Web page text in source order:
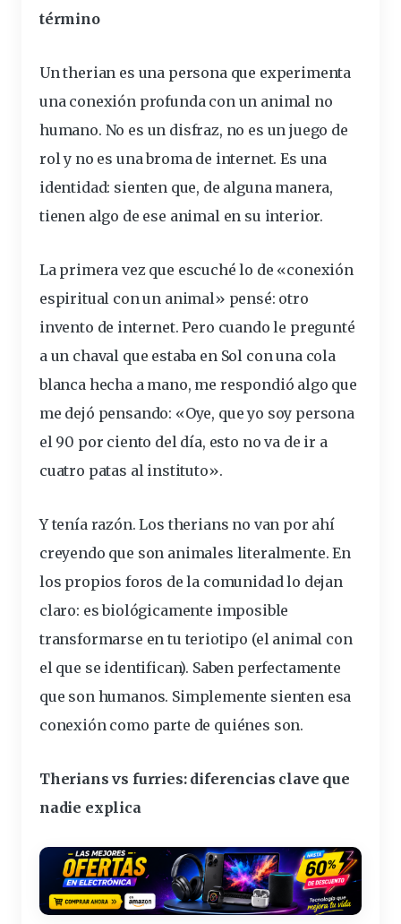
término
Un therian es una persona que experimenta
una conexión profunda con un animal no
humano. No es un disfraz, no es un juego de
rol y no es una broma de internet. Es una
identidad: sienten que, de alguna manera,
tienen algo de ese animal en su interior.
La primera vez que escuché lo de «conexión
espiritual con un animal» pensé: otro
invento de internet. Pero cuando le pregunté
a un chaval que estaba en Sol con una cola
blanca hecha a mano, me respondió algo que
me dejó pensando: «Oye, que yo soy persona
el 90 por ciento del día, esto no va de ir a
cuatro patas al instituto».
Y tenía razón. Los therians no van por ahí
creyendo que son animales literalmente. En
los propios foros de la comunidad lo dejan
claro: es biológicamente imposible
transformarse en tu teriotipo (el animal con
el que se identifican). Saben perfectamente
que son humanos. Simplemente sienten esa
conexión como parte de quiénes son.
Therians vs furries: diferencias clave que
nadie explica